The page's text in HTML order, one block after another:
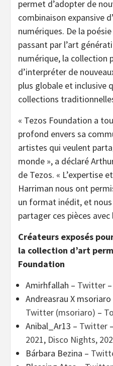
permet d’adopter de
combinaison expansive
numériques. De la
passant par l’art
numérique, la collection
d’interpréter de
plus globale et inclusive
collections
« Tezos Foundation a
profond envers sa
artistes qui veulent
monde », a déclaré
de Tezos. « L’expertise
Harriman nous ont
un format inédit, et
partager ces pièces avec
Créateurs exposés
la collection d’art
Foundation
Amirhfallah – Twitter –
Andreasrau X msoriaro
Twitter (msoriaro) –
Anibal_Ar13 – Twitter –
2021, Disco Nights,
Bárbara Bezina –